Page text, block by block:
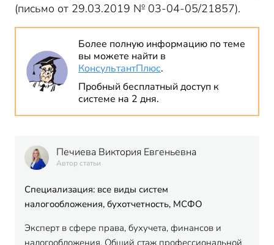
(письмо от 29.03.2019 № 03-04-05/21857).
Более полную информацию по теме
вы можете найти в
КонсультантПлюс.
Пробный бесплатный доступ к
системе на 2 дня.
Печиева Виктория Евгеньевна
Автор статьи
Специализация: все виды систем
налогообложения, бухотчетность, МСФО
Эксперт в сфере права, бухучета, финансов и
налогообложения. Общий стаж профессиональной